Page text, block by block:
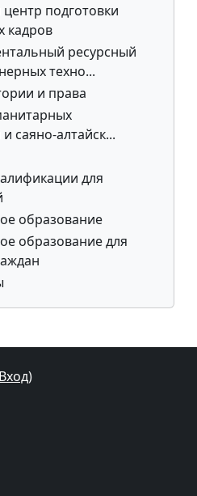
подготовки
кадров
ресурсный
техно...
и права
саяно-алтайск...
для
образование
образование для
блоки
Вход)